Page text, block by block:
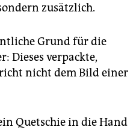
zusätzlich.
Grund für die
Dieses verpackte,
nicht dem Bild einer
Quetschie in die Hand